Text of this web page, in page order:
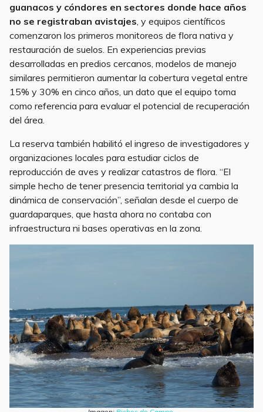
guanacos y cóndores en sectores donde hace años
no se registraban avistajes, y equipos científicos
comenzaron los primeros monitoreos de flora nativa y
restauración de suelos. En experiencias previas
desarrolladas en predios cercanos, modelos de manejo
similares permitieron aumentar la cobertura vegetal entre
15% y 30% en cinco años, un dato que el equipo toma
como referencia para evaluar el potencial de recuperación
del área.
La reserva también habilitó el ingreso de investigadores y
organizaciones locales para estudiar ciclos de
reproducción de aves y realizar catastros de flora. “El
simple hecho de tener presencia territorial ya cambia la
dinámica de conservación”, señalan desde el cuerpo de
guardaparques, que hasta ahora no contaba con
infraestructura ni bases operativas en la zona.